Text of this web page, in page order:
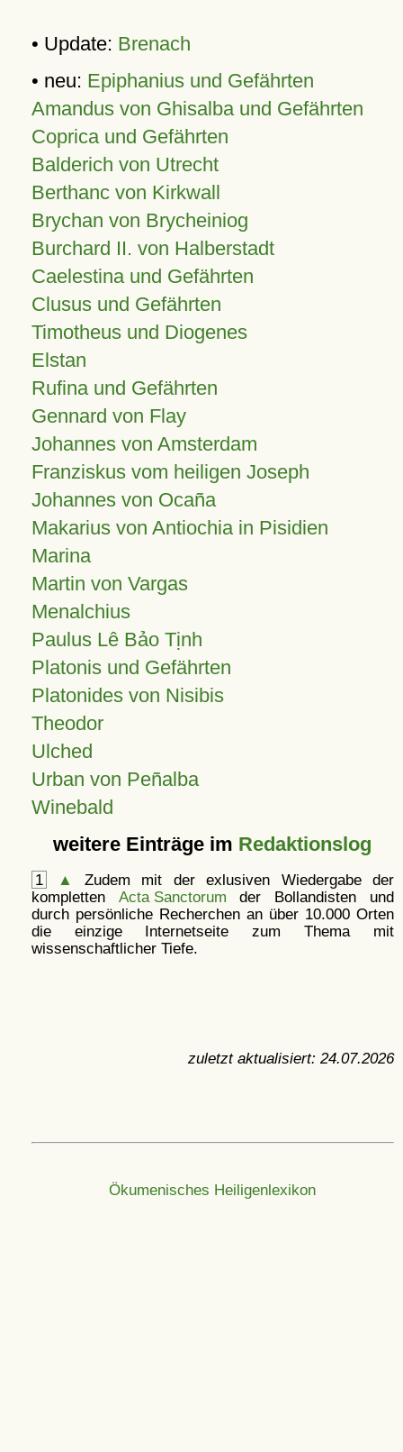
• Update: Brenach
• neu: Epiphanius und Gefährten
Amandus von Ghisalba und Gefährten
Coprica und Gefährten
Balderich von Utrecht
Berthanc von Kirkwall
Brychan von Brycheiniog
Burchard II. von Halberstadt
Caelestina und Gefährten
Clusus und Gefährten
Timotheus und Diogenes
Elstan
Rufina und Gefährten
Gennard von Flay
Johannes von Amsterdam
Franziskus vom heiligen Joseph
Johannes von Ocaña
Makarius von Antiochia in Pisidien
Marina
Martin von Vargas
Menalchius
Paulus Lê Bảo Tịnh
Platonis und Gefährten
Platonides von Nisibis
Theodor
Ulched
Urban von Peñalba
Winebald
weitere Einträge im Redaktionslog
1 ▲
Zudem mit der exlusiven Wiedergabe der
kompletten Acta Sanctorum der Bollandisten und
durch persönliche Recherchen an über 10.000 Orten
die einzige Internetseite zum Thema mit
wissenschaftlicher Tiefe.
zuletzt aktualisiert: 24.07.2026
Ökumenisches Heiligenlexikon